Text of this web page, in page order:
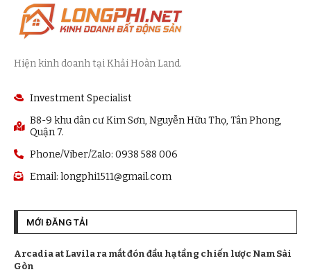
Hiện kinh doanh tại Khải Hoàn Land.
Investment Specialist
B8-9 khu dân cư Kim Sơn, Nguyễn Hữu Thọ, Tân Phong,
Quận 7.
Phone/Viber/Zalo: 0938 588 006
Email: longphi1511@gmail.com
MỚI ĐĂNG TẢI
Arcadia at Lavila ra mắt đón đầu hạ tầng chiến lược Nam Sài
Gòn